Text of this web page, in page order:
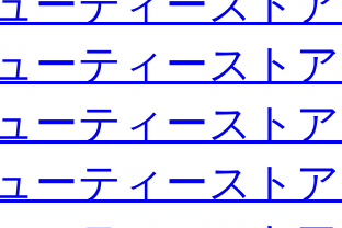
ーティースト
ーティースト
ーティースト